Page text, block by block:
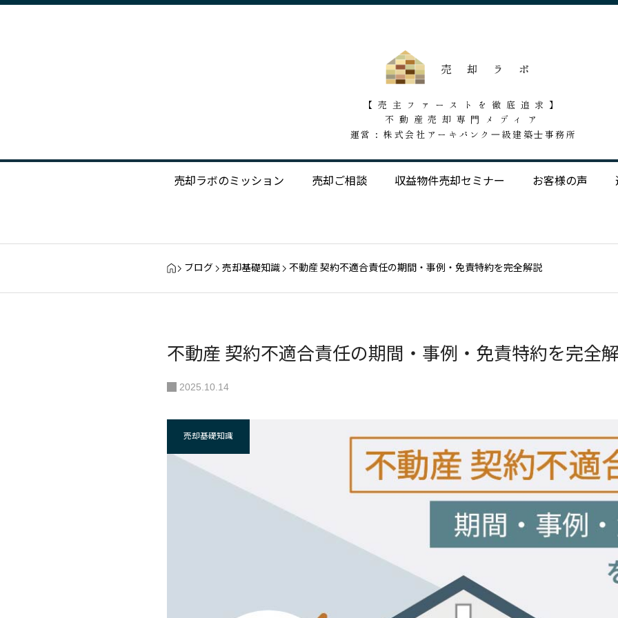
【売主ファーストを徹底追求】
不動産売却専門メディア
運営 : 株式会社アーキバンク一級建築士事務所
売却ラボのミッション 売却ご相談 収益物件売却セミナー お客様の声
ブログ 売却基礎知識 不動産 契約不適合責任の期間・事例・免責特約を完全解説
不動産 契約不適合責任の期間・事例・免責特約を完全
2025.10.14
売却基礎知識